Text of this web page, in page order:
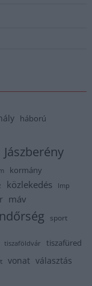
háború
Jászberény
kormány
közlekedés lmp
máv
sport
tiszaföldvár tiszafüred
vonat választás